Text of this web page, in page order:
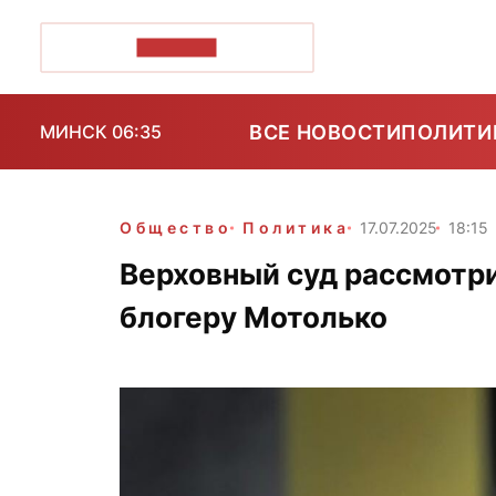
МИНСК 06:35 ВСЕ НОВОСТИ
Общество Политика 17.07.2025 18:15
Верховный суд
блогеру Мотолько